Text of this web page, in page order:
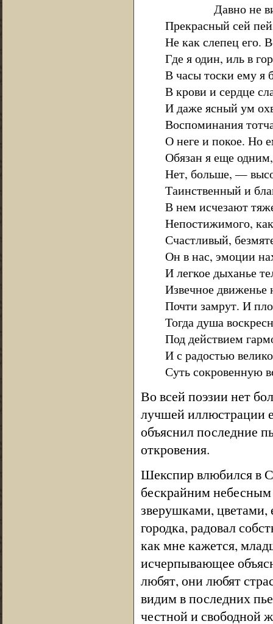
Давно не
Прекрасный сей
Не как слепец его.
Где я один, иль в
В часы тоски ему я
В крови и сердце
И даже ясный ум
Воспоминания
О неге и покое. Но
Обязан я еще
Нет, больше, —
Таинственный и
В нем исчезают
Непостижимого,
Счастливый,
Он в нас, эмоции
И легкое дыханье
Извечное движенье
Почти замрут. И
Тогда душа
Под действием
И с радостью
Суть сокровенную
Во всей поэзии нет
лучшей иллюстрации
объяснил последние
откровения.
Шекспир влюбился в
бескрайним
зверушками, цветами,
городка, радовал
как мне кажется,
исчерпывающее
любят, они любят
видим в последних
честной и свободной